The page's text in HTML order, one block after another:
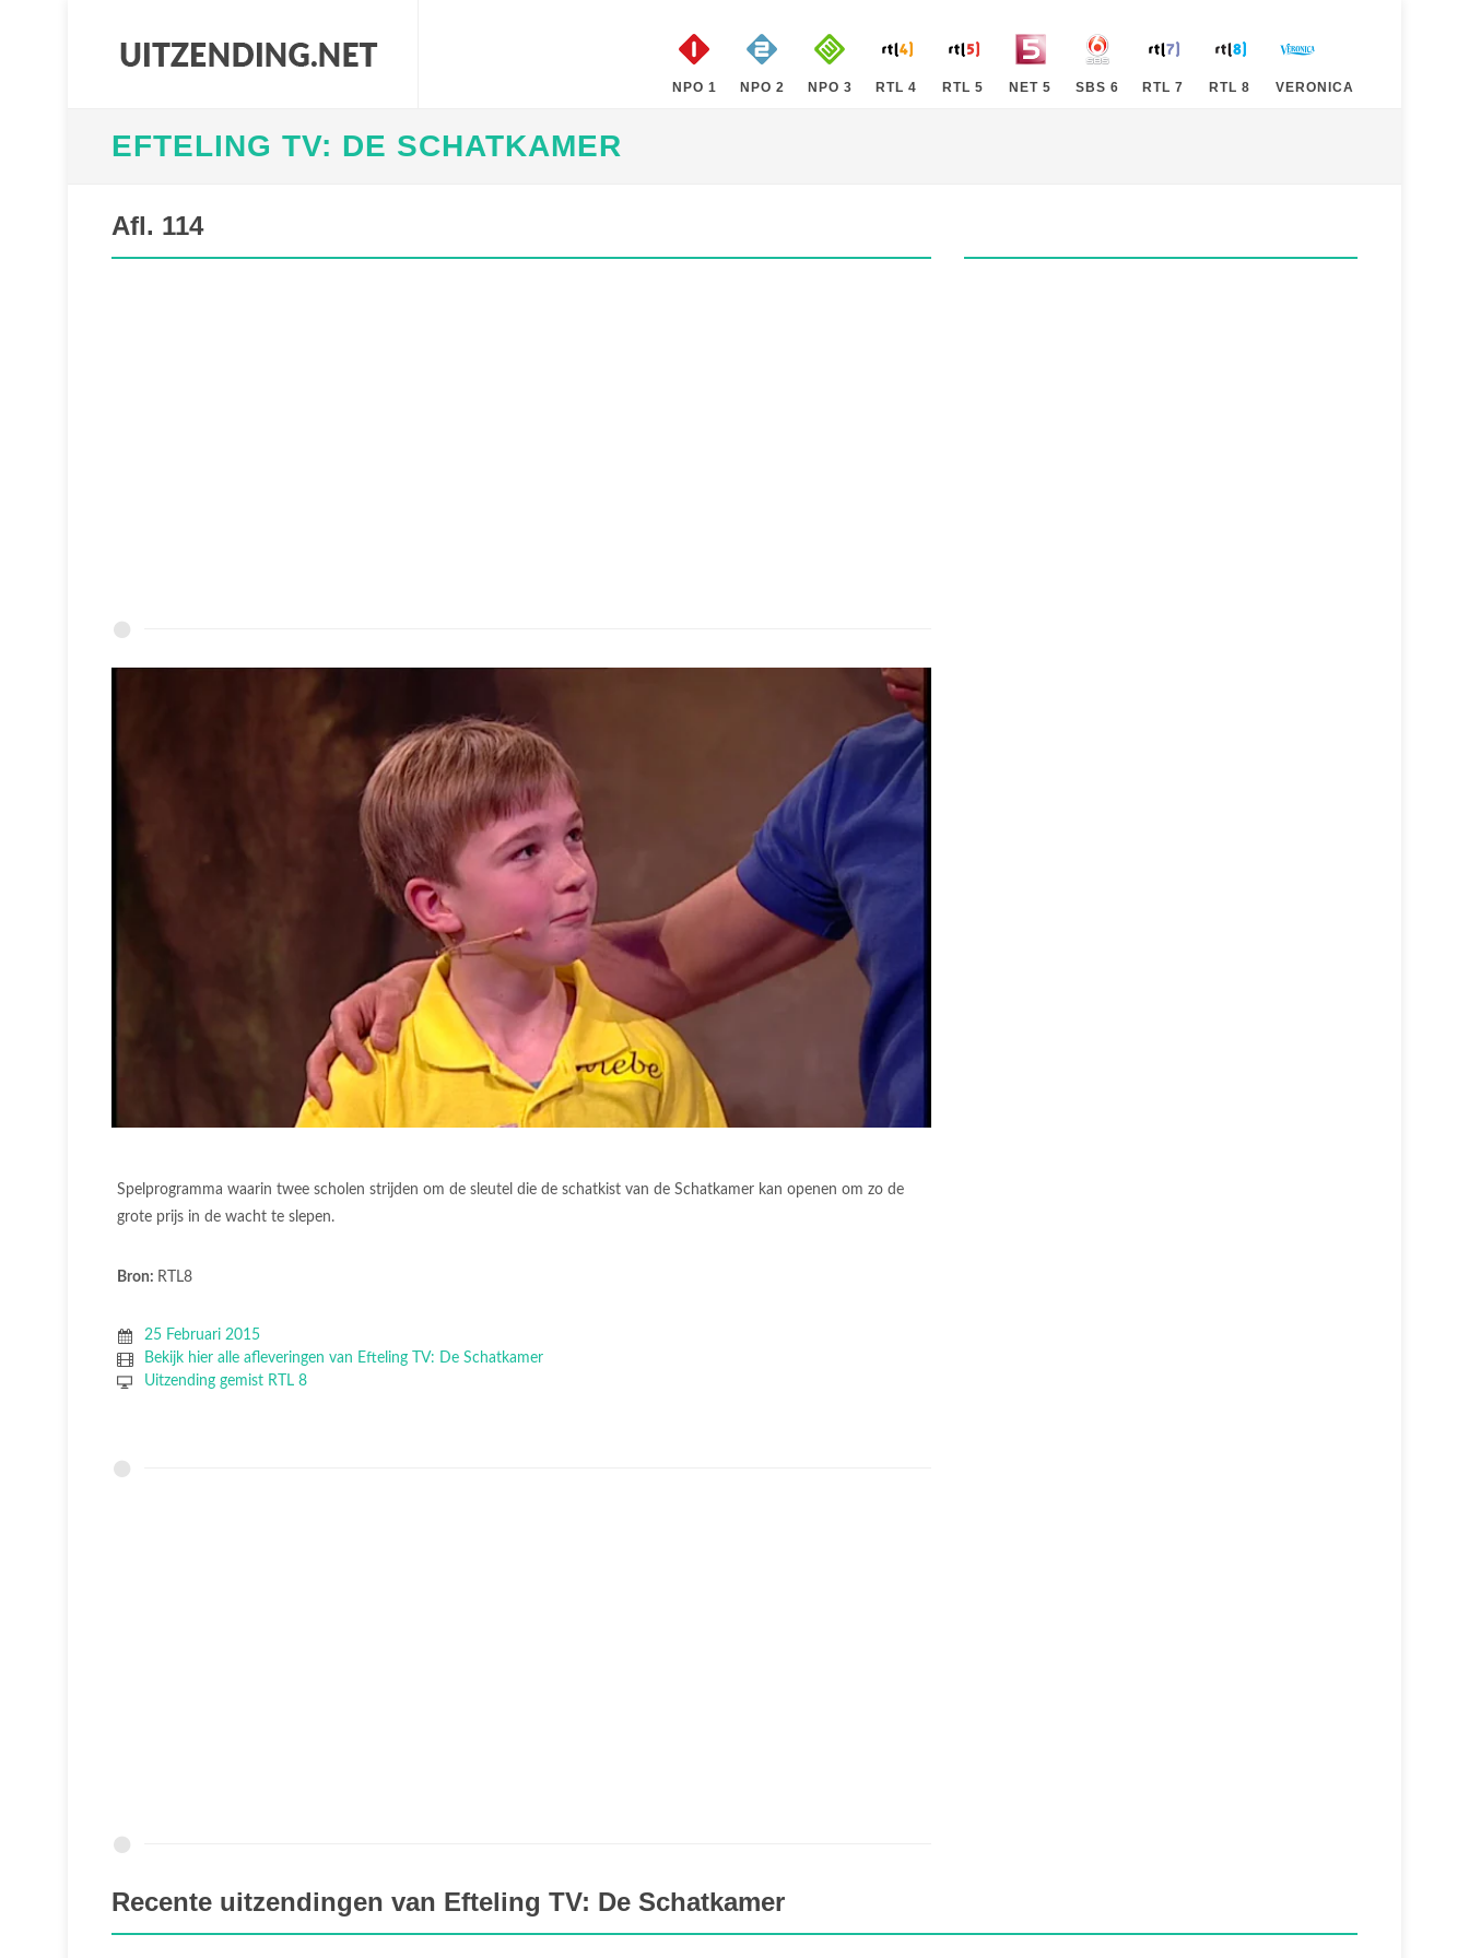
NPO 1 NPO 2 NPO 3 RTL 4 RTL 5 NET 5 SBS 6 RTL 7 RTL 8 VERONICA
EFTELING TV: DE SCHATKAMER
Afl. 114
Spelprogramma waarin twee scholen strijden om de sleutel die de schatkist van de Schatkamer kan openen om zo de
grote prijs in de wacht te slepen.
Bron: RTL8
25 Februari 2015
Bekijk hier alle afleveringen van Efteling TV: De Schatkamer
Uitzending gemist RTL 8
Recente uitzendingen van Efteling TV: De Schatkamer